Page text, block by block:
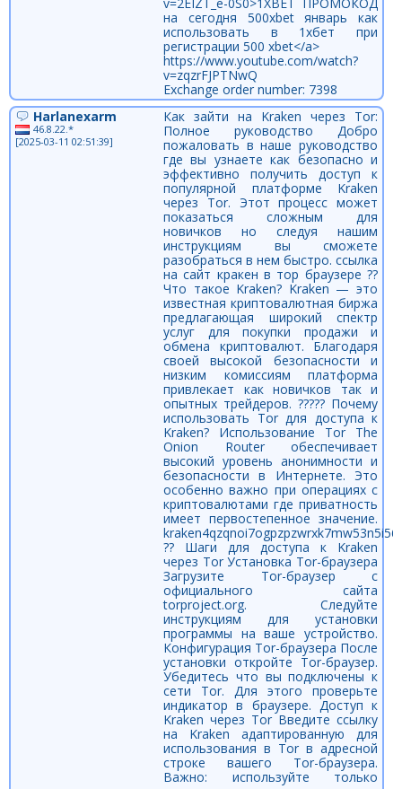
на сегодня 500xbet январь как
использовать в 1хбет при
регистрации 500 xbet</a>
https://www.youtube.com/watch?
v=zqzrFJPTNwQ
Exchange order number: 7398
Harlanexarm
46.8.22.*
[2025-03-11 02:51:39]
Как зайти на Kraken через Tor:
Полное руководство Добро
пожаловать в наше руководство
где вы узнаете как безопасно и
эффективно получить доступ к
популярной платформе Kraken
через Tor. Этот процесс может
показаться сложным для
новичков но следуя нашим
инструкциям вы сможете
разобраться в нем быстро. ссылка
на сайт кракен в тор браузере ??
Что такое Kraken? Kraken — это
известная криптовалютная биржа
предлагающая широкий спектр
услуг для покупки продажи и
обмена криптовалют. Благодаря
своей высокой безопасности и
низким комиссиям платформа
привлекает как новичков так и
опытных трейдеров. ????? Почему
использовать Tor для доступа к
Kraken? Использование Tor The
Onion Router обеспечивает
высокий уровень анонимности и
безопасности в Интернете. Это
особенно важно при операциях с
криптовалютами где приватность
имеет первостепенное значение.
?? Шаги для доступа к Kraken
через Tor Установка Tor-браузера
Загрузите Tor-браузер с
официального сайта
torproject.org. Следуйте
инструкциям для установки
программы на ваше устройство.
Конфигурация Tor-браузера После
установки откройте Tor-браузер.
Убедитесь что вы подключены к
сети Tor. Для этого проверьте
индикатор в браузере. Доступ к
Kraken через Tor Введите ссылку
на Kraken адаптированную для
использования в Tor в адресной
строке вашего Tor-браузера.
Важно: используйте только